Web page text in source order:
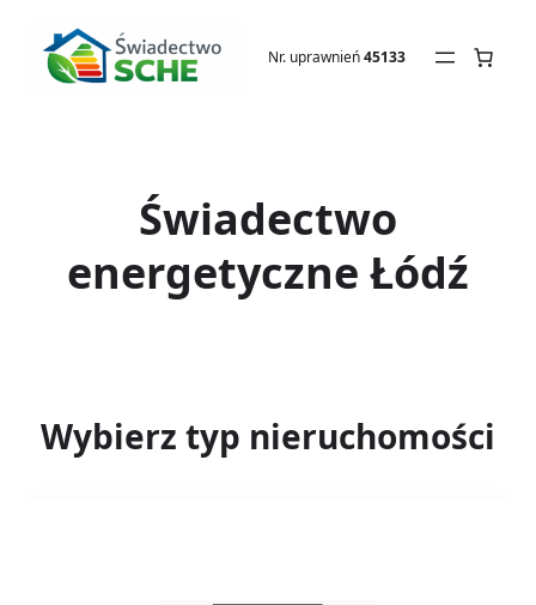
treści
Nr. uprawnień45133
Świadectwo
energetyczne Łódź
Wybierz typ nieruchomości